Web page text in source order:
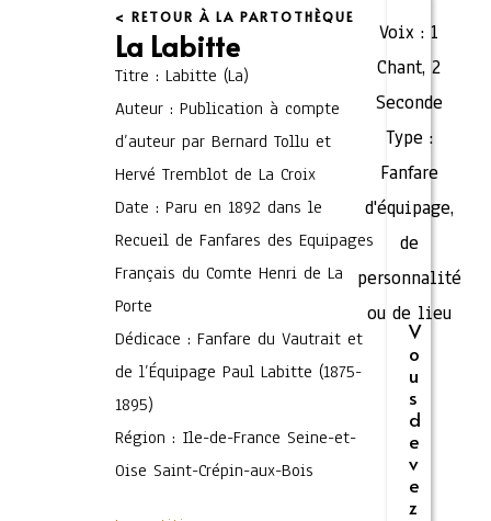
< RETOUR À LA PARTOTHÈQUE
La Labitte
Titre : Labitte (La)
Auteur : Publication à compte
d’auteur par Bernard Tollu et
Hervé Tremblot de La Croix
Date : Paru en 1892 dans le
Recueil de Fanfares des Equipages
Français du Comte Henri de La
Porte
Dédicace : Fanfare du Vautrait et
de l’Équipage Paul Labitte (1875-
1895)
Région : Ile-de-France Seine-et-
Oise Saint-Crépin-aux-Bois
Voix : 1
Chant,2
Seconde
Type :
Fanfare
d'équipage,
de
personnalité
ou de lieu
V
o
u
s
d
e
v
e
z